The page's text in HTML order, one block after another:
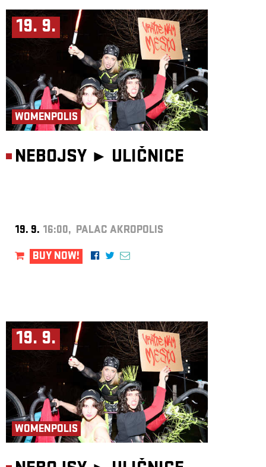
19. 9.
WOMENPOLIS
NEBOJSY ► ULIČNICE
19. 9. 16:00, PALAC AKROPOLIS
BUY NOW!
19. 9.
WOMENPOLIS